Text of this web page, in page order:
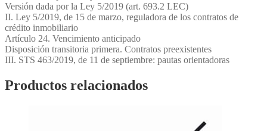
Versión dada por la Ley 5/2019 (art. 693.2 LEC)
II. Ley 5/2019, de 15 de marzo, reguladora de los contratos de
crédito inmobiliario
Artículo 24. Vencimiento anticipado
Disposición transitoria primera. Contratos preexistentes
III. STS 463/2019, de 11 de septiembre: pautas orientadoras
Productos relacionados